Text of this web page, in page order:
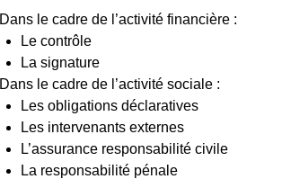
Dans le cadre de l’activité financière :
Le contrôle
La signature
Dans le cadre de l’activité sociale :
Les obligations déclaratives
Les intervenants externes
L’assurance responsabilité civile
La responsabilité pénale